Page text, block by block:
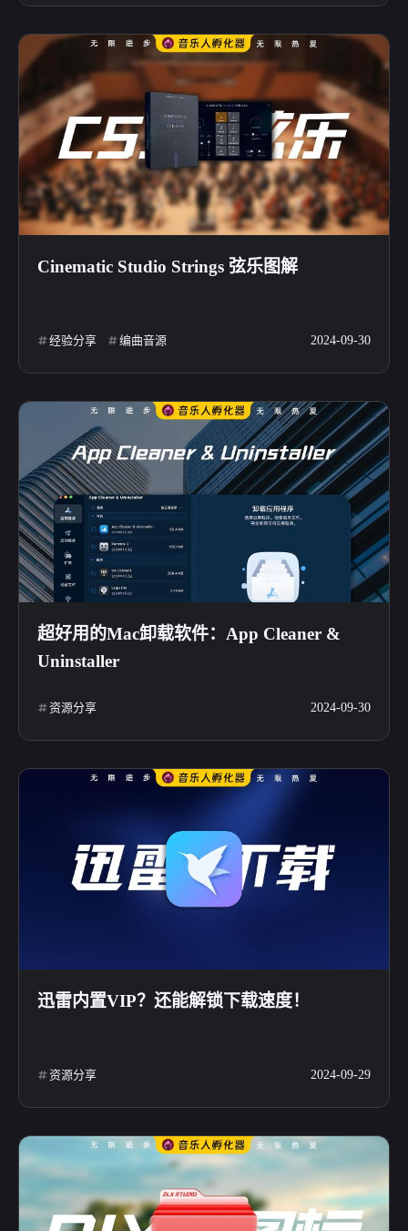
Cinematic Studio Strings 弦乐图解
经验分享 编曲音源 2024-09-30
超好用的Mac卸载软件：App Cleaner &
Uninstaller
资源分享 2024-09-30
迅雷内置VIP？还能解锁下载速度！
资源分享 2024-09-29